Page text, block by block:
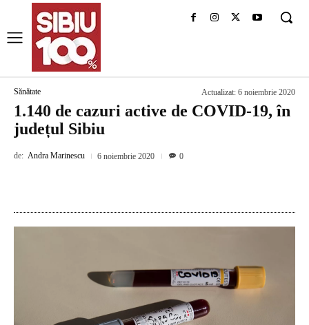
Sănătate Actualizat: 6 noiembrie 2020
1.140 de cazuri active de COVID-19, în
județul Sibiu
de: Andra Marinescu 6 noiembrie 2020 0